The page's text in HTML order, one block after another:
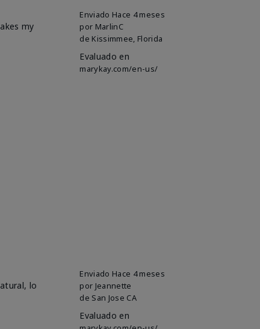
Enviado Hace 4 meses
por MarlinC
de Kissimmee, Florida
Evaluado en
marykay.com/en-us/
my
Enviado Hace 4 meses
por Jeannette
de San Jose CA
Evaluado en
lo